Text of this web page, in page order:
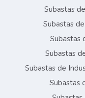
Subastas
Subastas
Subastas
Subastas
Subastas de
Subastas